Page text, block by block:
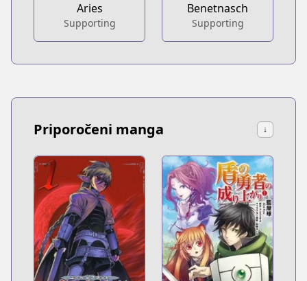
Aries
Supporting
Benetnasch
Supporting
Priporočeni manga ↓